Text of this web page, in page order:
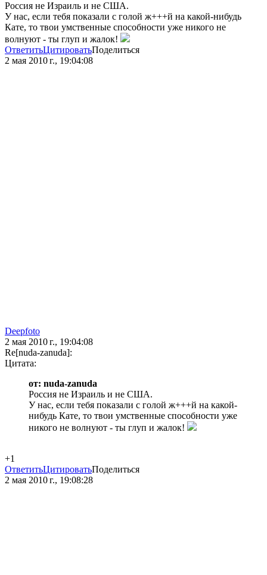
Россия не Израиль и не США.
У нас, если тебя показали с голой ж+++й на какой-нибудь
Кате, то твои умственные способности уже никого не
волнуют - ты глуп и жалок!
ОтветитьЦитироватьПоделиться
2 мая 2010 г., 19:04:08
Deepfoto
2 мая 2010 г., 19:04:08
Re[nuda-zanuda]:
Цитата:
от: nuda-zanuda
Россия не Израиль и не США.
У нас, если тебя показали с голой ж+++й на какой-
нибудь Кате, то твои умственные способности уже
никого не волнуют - ты глуп и жалок!
+1
ОтветитьЦитироватьПоделиться
2 мая 2010 г., 19:08:28